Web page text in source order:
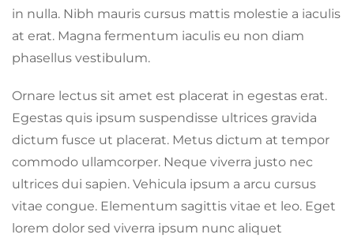
in nulla. Nibh mauris cursus mattis molestie a iaculis
at erat. Magna fermentum iaculis eu non diam
phasellus vestibulum.
Ornare lectus sit amet est placerat in egestas erat.
Egestas quis ipsum suspendisse ultrices gravida
dictum fusce ut placerat. Metus dictum at tempor
commodo ullamcorper. Neque viverra justo nec
ultrices dui sapien. Vehicula ipsum a arcu cursus
vitae congue. Elementum sagittis vitae et leo. Eget
lorem dolor sed viverra ipsum nunc aliquet